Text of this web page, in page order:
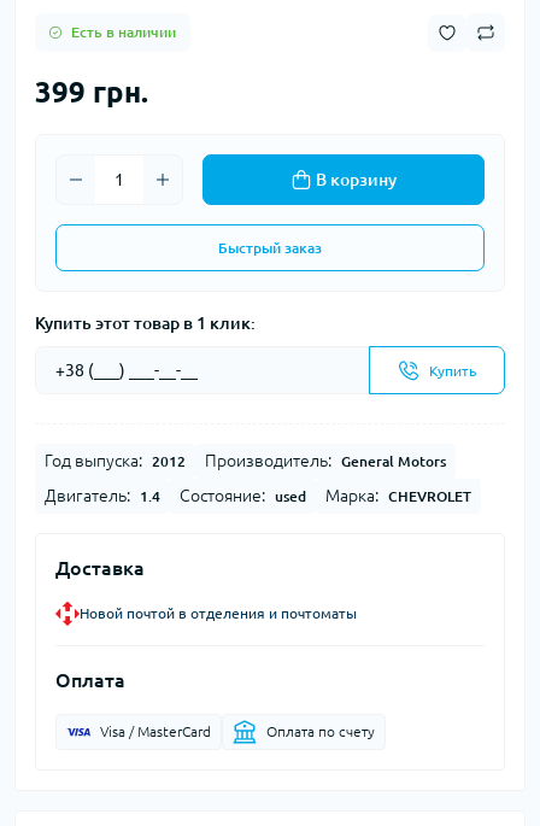
Есть в наличии
399 грн.
В корзину
Быстрый заказ
Купить этот товар в 1 клик:
Купить
Год выпуска: 2012 Производитель: General Motors
Двигатель: 1.4 Состояние: used Марка: CHEVROLET
Доставка
Новой почтой в отделения и почтоматы
Оплата
Visa / MasterCard Оплата по счету